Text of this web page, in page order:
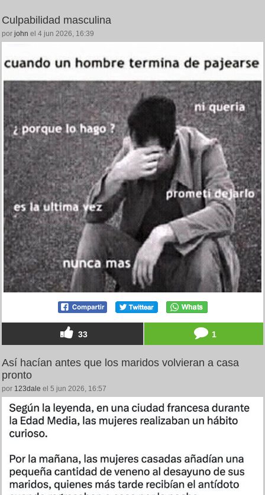
Culpabilidad masculina
por john el 4 jun 2026, 16:39
33 1
Así hacían antes que los maridos volvieran a casa
pronto
por 123dale el 5 jun 2026, 16:57